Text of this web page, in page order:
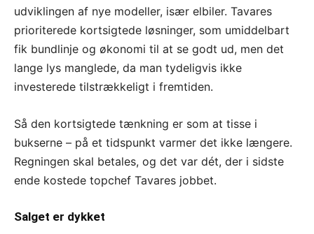
udviklingen af nye modeller, især elbiler. Tavares
prioriterede kortsigtede løsninger, som umiddelbart
fik bundlinje og økonomi til at se godt ud, men det
lange lys manglede, da man tydeligvis ikke
investerede tilstrækkeligt i fremtiden.
Så den kortsigtede tænkning er som at tisse i
bukserne – på et tidspunkt varmer det ikke længere.
Regningen skal betales, og det var dét, der i sidste
ende kostede topchef Tavares jobbet.
Salget er dykket